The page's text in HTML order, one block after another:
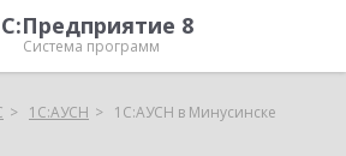
8
Система программ
1С:АУСН 1С:АУСН в Минусинске